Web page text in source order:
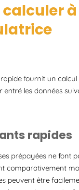
à
fournit un
les données
rapides
prépayées ne font
comparativement
peuvent être